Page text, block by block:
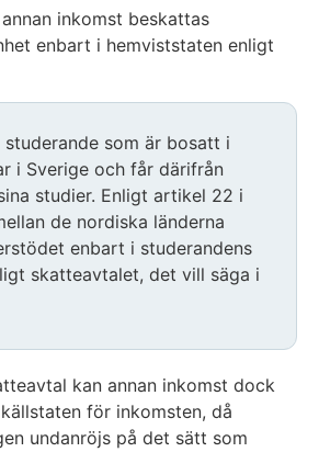
inkomst beskattas
enbart i hemviststaten enligt
studerande som är bosatt i
i Sverige och får därifrån
studier. Enligt artikel 22 i
de nordiska länderna
enbart i studerandens
skatteavtalet, det vill säga i
kan annan inkomst dock
för inkomsten, då
undanröjs på det sätt som